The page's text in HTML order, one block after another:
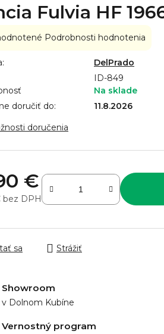
Fulvia HF
Podrobnosti hodnotenia
Na sklade
doručiť do:
11.8.2026
doručenia
DelPrado
ID-849
€
bez DPH
sa Strážiť
Showroom
v Dolnom Kubíne
Vernostný program